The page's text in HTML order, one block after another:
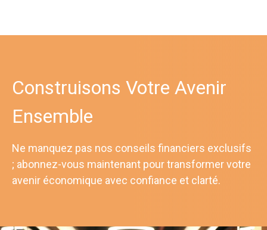
Construisons Votre Avenir
Ensemble
Ne manquez pas nos conseils financiers exclusifs
; abonnez-vous maintenant pour transformer votre
avenir économique avec confiance et clarté.